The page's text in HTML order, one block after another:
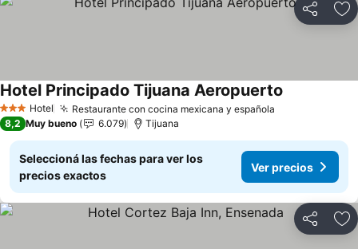
Compartir
3 Estrellas
Hotel Restaurante con cocina mexicana y española
Hotel Principado Tijuana Aeropuerto
8,2 Muy bueno 6.079 Tijuana
Seleccioná las fechas para ver los
precios exactos
Ver precios
Compartir